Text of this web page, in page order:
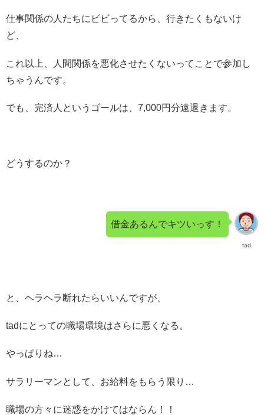
仕事関係の人たちにビビってるから、行きたくもないけ
ど、
これ以上、人間関係を悪化させたくないってことで参加し
ちゃうんです。
でも、完済人というゴールは、7,000円分遠退きます。
どうするのか？
tad
借金あるんでキツいっす！
と、ヘラヘラ断れたらいいんですが、
tadにとっての職場環境はさらに悪くなる。
やっぱりね…
サラリーマンとして、お給料をもらう限り…
職場の方々に迷惑をかけてはならん！！